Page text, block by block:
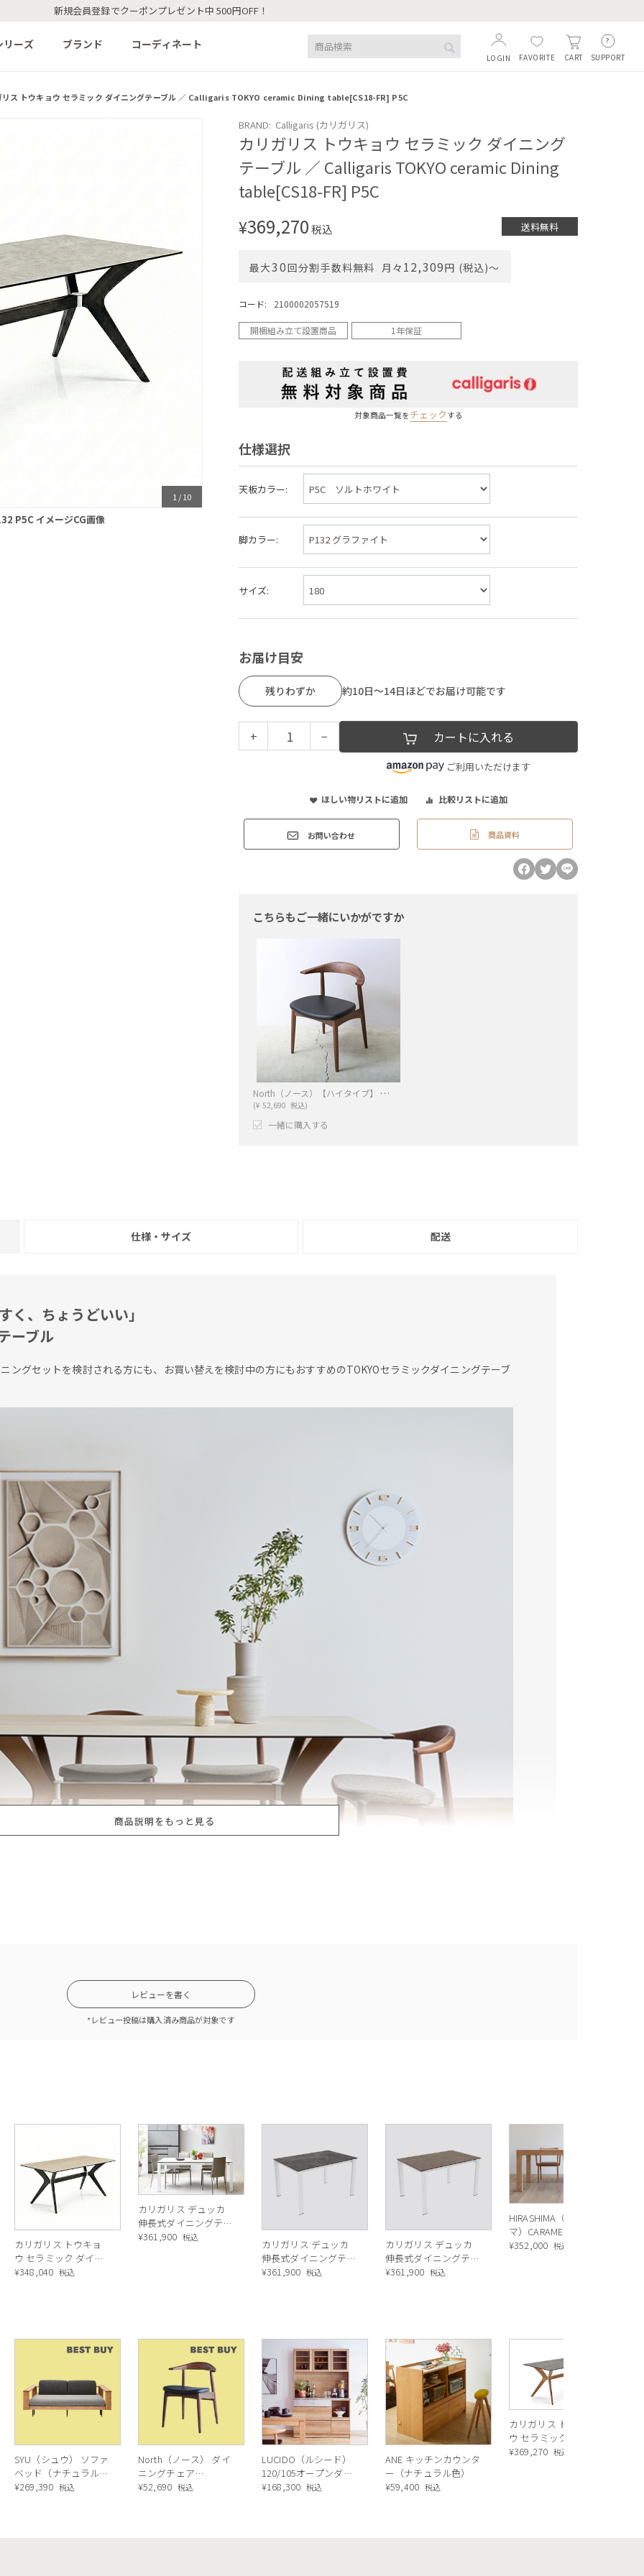
新規会員登録でクーポンプレゼント中 500円OFF！
リーズ ブランド コーディネート
SUPPORT
CART
FAVORITE
LOGIN
リス トウキョウ セラミック ダイニングテーブル ／ Calligaris TOKYO ceramic Dining table[CS18-FR] P5C
1 /10
P5C イメージCG画像
BRAND: Calligaris (カリガリス)
カリガリス トウキョウ セラミック ダイニング
テーブル ／ Calligaris TOKYO ceramic Dining
table[CS18-FR] P5C
¥369,270税込 送料無料
最大30回分割手数料無料 月々 12,309円 (税込)〜
コード: 2100002057519
開梱組み立て設置商品 1年保証
対象商品一覧をチェック する
仕様選択
天板カラー:
脚カラー:
サイズ:
お届け目安
残りわずか 約10日～14日ほどでお届け可能です
+ − カートに入れる
ご利用いただけます
ほしい物リストに追加 比較リストに追加
お問い合わせ 商品資料
こちらもご一緒にいかがですか
North（ノース）【ハイタイプ】 ダイニングチェア AC02（ウォールナット）
(¥ 52,690 税込)
一緒に購入する
仕様・サイズ 配送
く、ちょうどいい」
ーブル
ングセットを検討される方にも、お買い替えを検討中の方にもおすすめのTOKYOセラミックダイニングテーブ
商品説明をもっと見る
レビューを書く
*レビュー投稿は購入済み商品が対象です
カリガリス トウキョ
ウ セラミック ダイニ
ングテーブル ／
¥348,040 税込
カリガリス デュッカ
伸長式ダイニングテー
ブル (セラミック) ／
¥361,900 税込
カリガリス デュッカ
伸長式ダイニングテー
ブル (セラミック) ／
¥361,900 税込
カリガリス デュッカ
伸長式ダイニングテー
ブル (セラミック) ／
¥361,900 税込
HIRASHIMA（ヒラシ
マ）CARAMELLA（カ
ラメッラ） ダイニン
¥352,000 税込
SYU（シュウ） ソファ
ベッド（ナチュラル）
190cm
¥269,390 税込
North（ノース） ダイ
ニングチェア
AC02（ウォールナッ
¥52,690 税込
LUCIDO（ルシード）
120/105オープンダイ
ニングボード ナチュ
¥168,300 税込
ANE キッチンカウンタ
ー（ナチュラル色）
¥59,400 税込
カリガリス トウキョ
ウ セラミック ダイニ
ングテーブル ／
¥369,270 税込